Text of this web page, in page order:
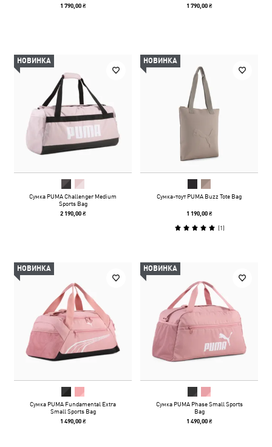
1 790,00 ₴ 1 790,00 ₴
НОВИНКА
Сумка PUMA Challenger Medium
Sports Bag
2 190,00 ₴
НОВИНКА
Сумка-тоут PUMA Buzz Tote Bag
1 190,00 ₴
(1)
НОВИНКА
Сумка PUMA Fundamental Extra
Small Sports Bag
1 490,00 ₴
НОВИНКА
Сумка PUMA Phase Small Sports
Bag
1 490,00 ₴